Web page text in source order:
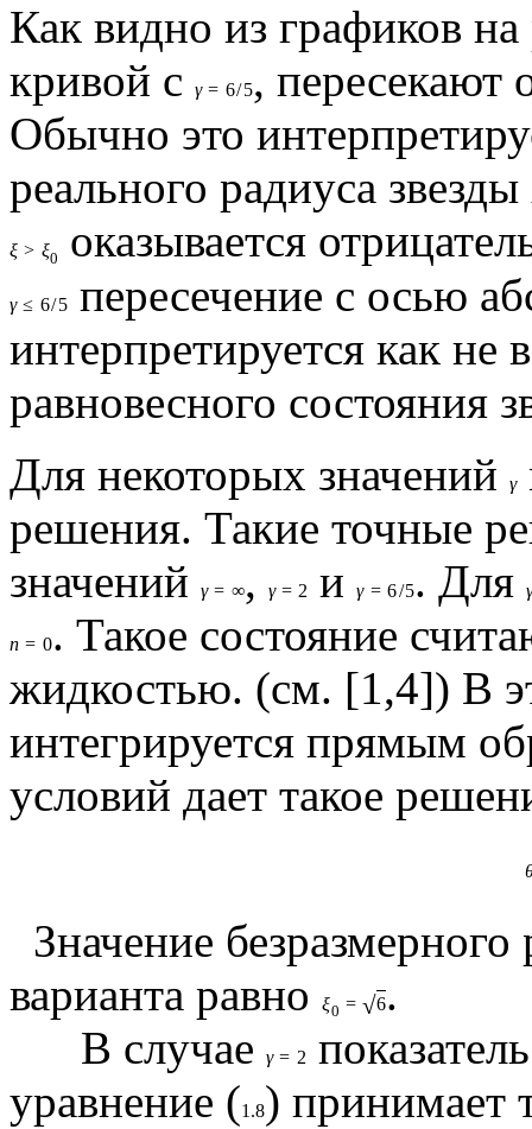
Как видно из графиков
кривой с
γ = 6/5, пересекают
Обычно это
реального радиуса звезды
ξ > ξ0 оказывается
γ ≤ 6/5 пересечение с осью
интерпретируется как не
равновесного состояния
Для некоторых значений
γ
решения. Такие точные
значений
γ = ∞, γ = 2 иγ = 6/5. Для
n = 0. Такое состояние
жидкостью. (см. [1,4]) В
интегрируется прямым
условий дает такое
Значение
варианта равно
ξ0 = √6.
В случае
γ = 2
уравнение (1.8) принимает